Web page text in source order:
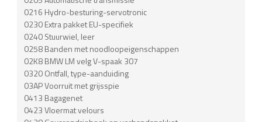
0216 Hydro-besturing-servotronic
0230 Extra pakket EU-specifiek
0240 Stuurwiel, leer
0258 Banden met noodloopeigenschappen
02K8 BMW LM velg V-spaak 307
0320 Ontfall, type-aanduiding
03AP Voorruit met grijsspie
0413 Bagagenet
0423 Vloermat velours